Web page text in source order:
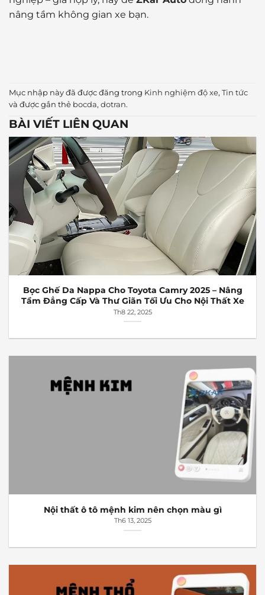
nâng tầm không gian xe bạn.
Mục nhập này đã được đăng trong Kinh nghiệm độ xe, Tin tức
và được gắn thẻ bocda, dotran.
BÀI VIẾT LIÊN QUAN
Bọc Ghế Da Nappa Cho Toyota Camry 2025 – Nâng
Tầm Đẳng Cấp Và Thư Giãn Tối Ưu Cho Nội Thất Xe
Th8 22, 2025
Nội thất ô tô mệnh kim nên chọn màu gì
Th6 13, 2025